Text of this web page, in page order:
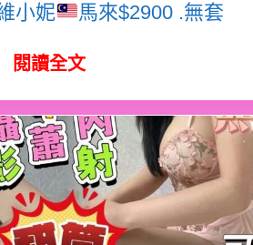
小妮
馬來$2900 .無套
閱讀全文